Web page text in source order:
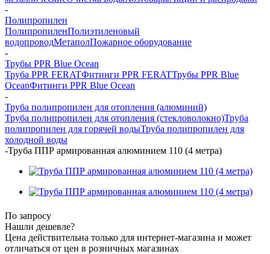
-
Полипропилен
ПолипропиленПолиэтиленовый
водопроводМетаполПожарное оборудование
-
Трубы PPR Blue Ocean
Труба PPR FERATФитинги PPR FERATТрубы PPR Blue
OceanФитинги PPR Blue Ocean
-
Труба полипропилен для отопления (алюминий)
Труба полипропилен для отопления (стекловолокно)Труба
полипропилен для горячей водыТруба полипропилен для
холодной воды
-Труба ППР армированная алюминием 110 (4 метра)
По запросу
Нашли дешевле?
Цена действительна только для интернет-магазина и может
отличаться от цен в розничных магазинах